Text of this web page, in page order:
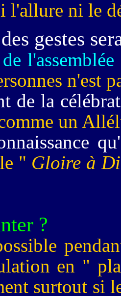
l'allure ni le
gestes
l'assemblée
n'est
de la
un
" Gloire à
?
en "
surtout si